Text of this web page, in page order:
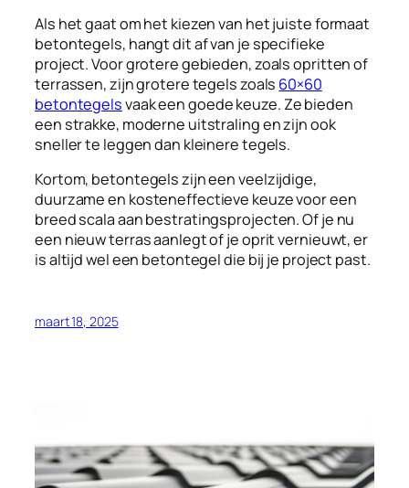
Als het gaat om het kiezen van het juiste formaat
betontegels, hangt dit af van je specifieke
project. Voor grotere gebieden, zoals opritten of
terrassen, zijn grotere tegels zoals 60×60
betontegelsvaak een goede keuze. Ze bieden
een strakke, moderne uitstraling en zijn ook
sneller te leggen dan kleinere tegels.
Kortom, betontegels zijn een veelzijdige,
duurzame en kosteneffectieve keuze voor een
breed scala aan bestratingsprojecten. Of je nu
een nieuw terras aanlegt of je oprit vernieuwt, er
is altijd wel een betontegel die bij je project past.
maart 18, 2025